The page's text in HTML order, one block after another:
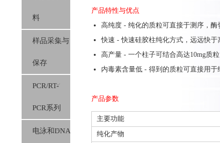
料
样品采集与
保存
PCR/RT-
PCR系列
电泳和DNA
产品特性与优点
高纯度 - 纯化的质粒可直接于测序，酶
快速 - 快速硅胶柱纯化方式，远远快于
高产量 - 一个柱子可结合高达10mg质粒
内毒素含量低 - 得到的质粒可直接用
产品参数
主要功能
纯化产物